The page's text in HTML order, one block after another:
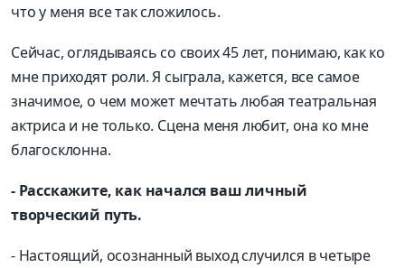
что у меня все так сложилось.
Сейчас, оглядываясь со своих 45 лет, понимаю, как ко
мне приходят роли. Я сыграла, кажется, все самое
значимое, о чем может мечтать любая театральная
актриса и не только. Сцена меня любит, она ко мне
благосклонна.
- Расскажите, как начался ваш личный
творческий путь.
- Настоящий, осознанный выход случился в четыре